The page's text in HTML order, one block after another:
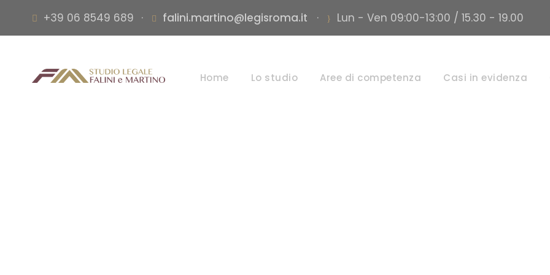
+39 06 8549 689 · falini.martino@legisroma.it · Lun - Ven 09:00-13:00 / 15.30 - 19.00
Home Lo studio Aree di competenza Casi in evidenza